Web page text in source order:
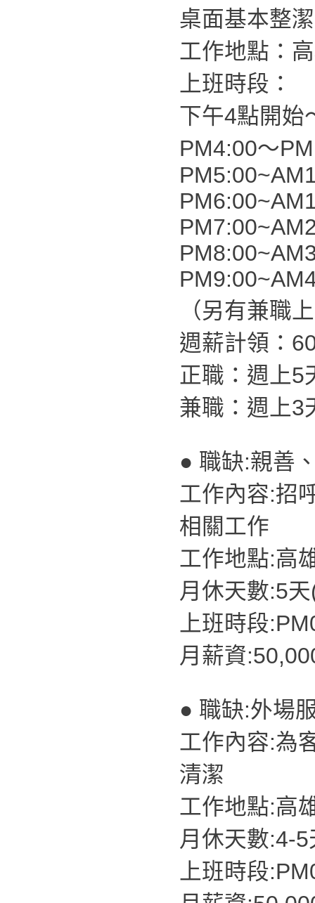
桌面基本整
工作地點：
上班時段：
下午4點開始
PM4:00～
（另有兼職
週薪計領：
正職：週上5
兼職：週上3
● 職缺:親善
工作內容:招
相關工作
工作地點:高
月休天數:5
上班時段
月薪資
● 職缺:外場
工作內容:為
清潔
工作地點:高
月休天數:4-
上班時段